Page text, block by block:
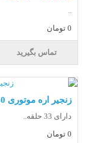
..
0 تومان
تماس بگیرید
زنجیر اره موتوری 40 سانتیمتر 325. ABZ
دارای 33 حلقه..
0 تومان